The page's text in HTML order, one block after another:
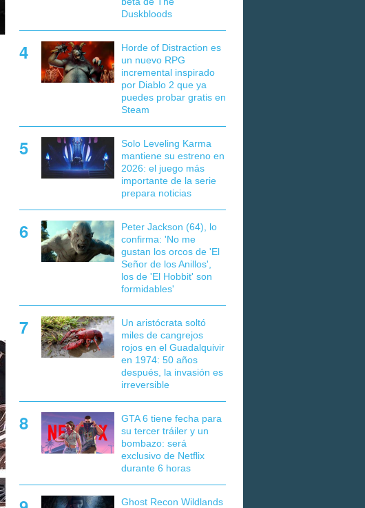
Duskbloods
Horde of Distraction es
un nuevo RPG
incremental inspirado
por Diablo 2 que ya
puedes probar gratis en
Steam
Solo Leveling Karma
mantiene su estreno en
2026: el juego más
importante de la serie
prepara noticias
Peter Jackson (64), lo
confirma: 'No me
gustan los orcos de 'El
Señor de los Anillos',
los de 'El Hobbit' son
formidables'
Un aristócrata soltó
miles de cangrejos
rojos en el Guadalquivir
en 1974: 50 años
después, la invasión es
irreversible
GTA 6 tiene fecha para
su tercer tráiler y un
bombazo: será
exclusivo de Netflix
durante 6 horas
Ghost Recon Wildlands